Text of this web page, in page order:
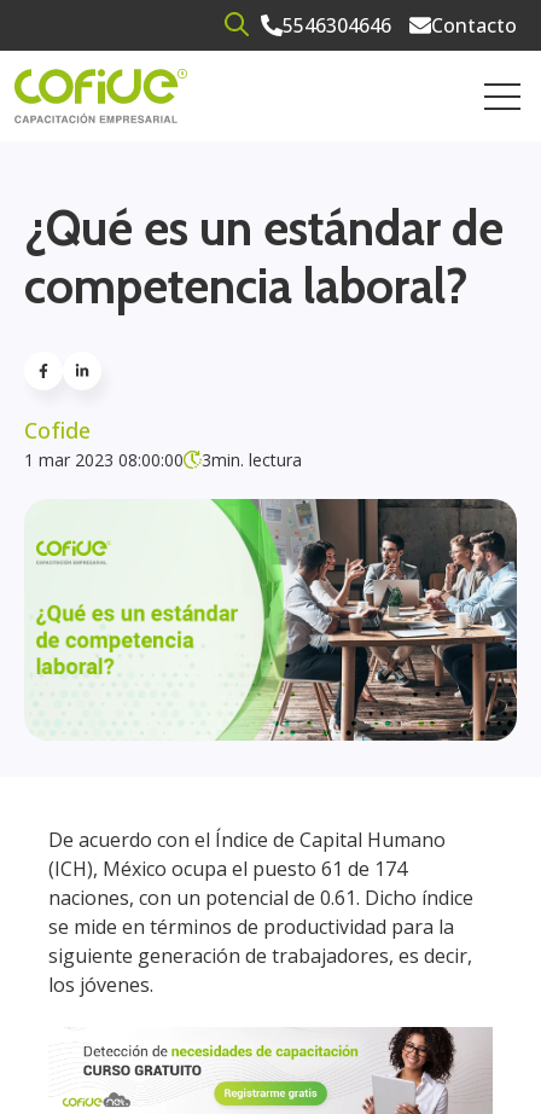
Open search5546304646 Contacto
¿Qué es un estándar de
competencia laboral?
Cofide
1 mar 2023 08:00:00 3min. lectura
De acuerdo con el Índice de Capital Humano
(ICH), México ocupa el puesto 61 de 174
naciones, con un potencial de 0.61. Dicho índice
se mide en términos de productividad para la
siguiente generación de trabajadores, es decir,
los jóvenes.